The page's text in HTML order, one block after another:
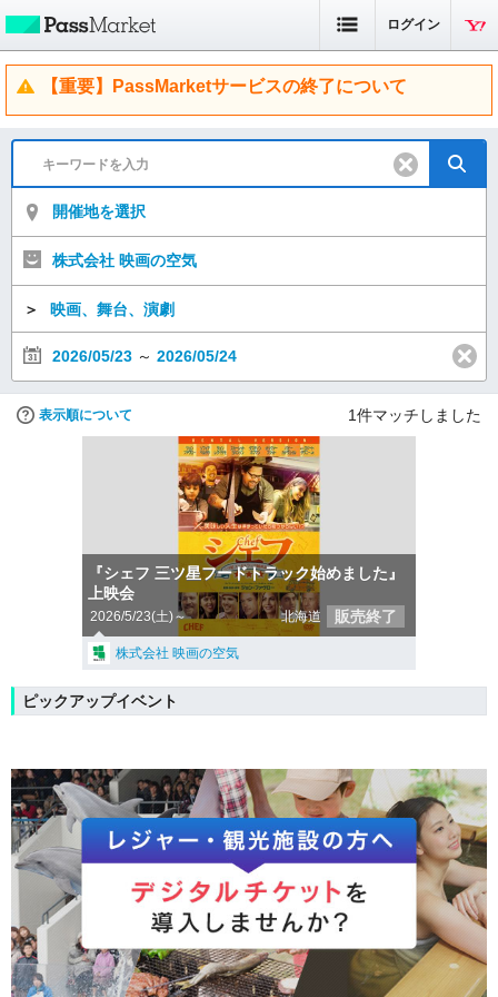
ログイン
【重要】PassMarketサービスの終了について
開催地を選択
株式会社 映画の空気
＞ 映画、舞台、演劇
2026/05/23 ～ 2026/05/24
表示順について 1件マッチしました
『シェフ 三ツ星フードトラック始めました』
上映会
2026/5/23(土)～ 北海道 販売終了
株式会社 映画の空気
ピックアップイベント